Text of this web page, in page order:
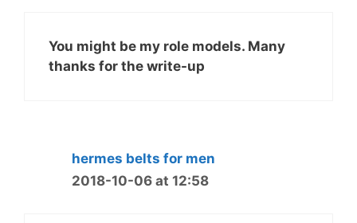
You might be my role models. Many
thanks for the write-up
hermes belts for men
2018-10-06 at 12:58